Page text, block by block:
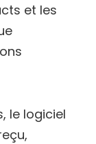
et les
le logiciel